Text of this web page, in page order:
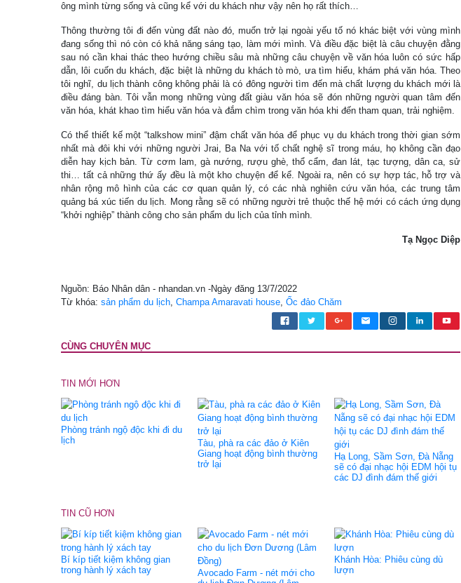
ông mình từng sống và cũng kể với du khách như vậy nên họ rất thích…
Thông thường tôi đi đến vùng đất nào đó, muốn trở lại ngoài yếu tố nó khác biệt với vùng mình
đang sống thì nó còn có khả năng sáng tạo, làm mới mình. Và điều đặc biệt là câu chuyện đằng
sau nó cần khai thác theo hướng chiều sâu mà những câu chuyện về văn hóa luôn có sức hấp
dẫn, lôi cuốn du khách, đặc biệt là những du khách tò mò, ưa tìm hiểu, khám phá văn hóa. Theo
tôi nghĩ, du lịch thành công không phải là có đông người tìm đến mà chất lượng du khách mới là
điều đáng bàn. Tôi vẫn mong những vùng đất giàu văn hóa sẽ đón những người quan tâm đến
văn hóa, khát khao tìm hiểu văn hóa và đắm chìm trong văn hóa khi đến tham quan, trải nghiệm.
Có thể thiết kế một “talkshow mini” đậm chất văn hóa để phục vụ du khách trong thời gian sớm
nhất mà đôi khi với những người Jrai, Ba Na với tố chất nghệ sĩ trong máu, họ không cần đạo
diễn hay kịch bản. Từ cơm lam, gà nướng, rượu ghè, thổ cẩm, đan lát, tạc tượng, dân ca, sử
thi… tất cả những thứ ấy đều là một kho chuyện để kể. Ngoài ra, nên có sự hợp tác, hỗ trợ và
nhân rộng mô hình của các cơ quan quản lý, có các nhà nghiên cứu văn hóa, các trung tâm
quảng bá xúc tiến du lịch. Mong rằng sẽ có những người trẻ thuộc thế hệ mới có cách ứng dụng
“khởi nghiệp” thành công cho sản phẩm du lịch của tỉnh mình.
Tạ Ngọc Diệp
Nguồn: Báo Nhân dân - nhandan.vn -Ngày đăng 13/7/2022
Từ khóa: sản phẩm du lịch, Champa Amaravati house, Ốc đảo Chăm
CÙNG CHUYÊN MỤC
TIN MỚI HƠN
Phòng tránh ngộ độc khi đi du
lịch
Tàu, phà ra các đảo ở Kiên
Giang hoạt động bình thường
trở lại
Hạ Long, Sầm Sơn, Đà Nẵng
sẽ có đại nhạc hội EDM hội tụ
các DJ đình đám thế giới
TIN CŨ HƠN
Bí kíp tiết kiệm không gian
trong hành lý xách tay
Avocado Farm - nét mới cho
Khánh Hòa: Phiêu cùng dù
lượn